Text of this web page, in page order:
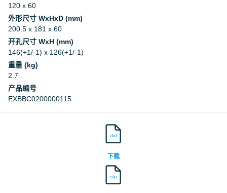
120 x 60
外形尺寸 WxHxD (mm)
200.5 x 181 x 60
开孔尺寸 WxH (mm)
146(+1/-1) x 126(+1/-1)
重量 (kg)
2.7
产品编号
EXBBC0200000115
dxf
下载
stp